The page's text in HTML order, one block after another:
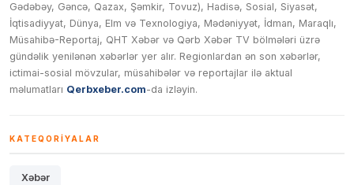
Gədəbəy, Gəncə, Qazax, Şəmkir, Tovuz), Hadisə, Sosial, Siyasət,
İqtisadiyyat, Dünya, Elm və Texnologiya, Mədəniyyət, İdman, Maraqlı,
Müsahibə-Reportaj, QHT Xəbər və Qərb Xəbər TV bölmələri üzrə
gündəlik yenilənən xəbərlər yer alır. Regionlardan ən son xəbərlər,
ictimai-sosial mövzular, müsahibələr və reportajlar ilə aktual
məlumatları Qerbxeber.com-da izləyin.
KATEQORIYALAR
Xəbər